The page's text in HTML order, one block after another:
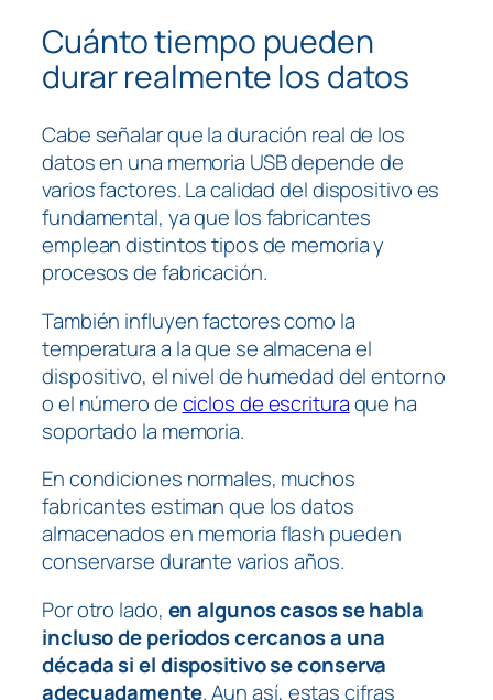
Cuánto tiempo pueden
durar realmente los datos
Cabe señalar que la duración real de los
datos en una memoria USB depende de
varios factores. La calidad del dispositivo es
fundamental, ya que los fabricantes
emplean distintos tipos de memoria y
procesos de fabricación.
También influyen factores como la
temperatura a la que se almacena el
dispositivo, el nivel de humedad del entorno
o el número deciclos de escrituraque ha
soportado la memoria.
En condiciones normales, muchos
fabricantes estiman que los datos
almacenados en memoria flash pueden
conservarse durante varios años.
Por otro lado, en algunos casos se habla
incluso de periodos cercanos a una
década si el dispositivo se conserva
adecuadamente. Aun así, estas cifras